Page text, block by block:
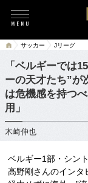
サッカー Jリーグ
「ベルギーでは
ーの天才たち”
は危機感を持つ
用」
木崎伸也
ベルギー1部・シン
高野剛さんのインタ